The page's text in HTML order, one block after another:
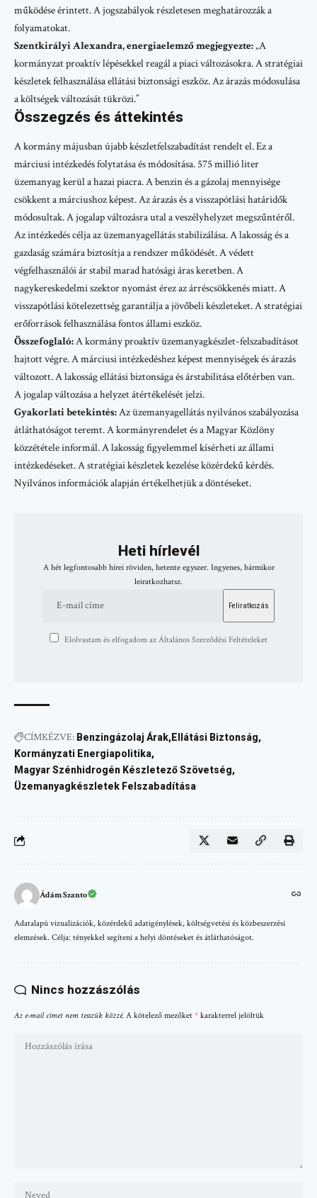
működése érintett. A jogszabályok részletesen meghatározzák a
folyamatokat.
Szentkirályi Alexandra, energiaelemző megjegyezte:„A
kormányzat proaktív lépésekkel reagál a piaci változásokra. A stratégiai
készletek felhasználása ellátási biztonsági eszköz. Az árazás módosulása
a költségek változását tükrözi.”
Összegzés és áttekintés
A kormány májusban újabb készletfelszabadítást rendelt el. Ez a
márciusi intézkedés folytatása és módosítása. 575 millió liter
üzemanyag kerül a hazai piacra. A benzin és a gázolaj mennyisége
csökkent a márciushoz képest. Az árazás és a visszapótlási határidők
módosultak. A jogalap változásra utal a veszélyhelyzet megszűntéről.
Az intézkedés célja az üzemanyagellátás stabilizálása. A lakosság és a
gazdaság számára biztosítja a rendszer működését. A védett
végfelhasználói ár stabil marad hatósági áras keretben. A
nagykereskedelmi szektor nyomást érez az árréscsökkenés miatt. A
visszapótlási kötelezettség garantálja a jövőbeli készleteket. A stratégiai
erőforrások felhasználása fontos állami eszköz.
Összefoglaló:A kormány proaktív üzemanyagkészlet-felszabadításot
hajtott végre. A márciusi intézkedéshez képest mennyiségek és árazás
változott. A lakosság ellátási biztonsága és árstabilitása előtérben van.
A jogalap változása a helyzet átértékelését jelzi.
Gyakorlati betekintés:Az üzemanyagellátás nyilvános szabályozása
átláthatóságot teremt. A kormányrendelet és a Magyar Közlöny
közzététele informál. A lakosság figyelemmel kísérheti az állami
intézkedéseket. A stratégiai készletek kezelése közérdekű kérdés.
Nyilvános információk alapján értékelhetjük a döntéseket.
Heti hírlevél
A hét legfontosabb hírei röviden, hetente egyszer. Ingyenes, bármikor
leiratkozhatsz.
Elolvastam és elfogadom az Általános Szerződési Feltételeket
CÍMKÉZVE: Benzingázolaj Árak Ellátási Biztonság
Kormányzati Energiapolitika
Magyar Szénhidrogén Készletező Szövetség
Üzemanyagkészletek Felszabadítása
Ádám Szanto
Adatalapú vizualizációk, közérdekű adatigénylések, költségvetési és közbeszerzési
elemzések. Célja: tényekkel segíteni a helyi döntéseket és átláthatóságot.
Nincs hozzászólás
Az e-mail címet nem tesszük közzé. A kötelező mezőket * karakterrel jelöltük